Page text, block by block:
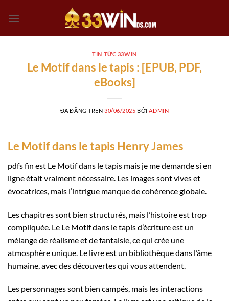
đến
TIN TỨC 33WIN
Le Motif dans le tapis : [EPUB, PDF,
eBooks]
ĐÃ ĐĂNG TRÊN 30/06/2025 BỞI ADMIN
Le Motif dans le tapis Henry James
pdfs fin est Le Motif dans le tapis mais je me demande si en
ligne était vraiment nécessaire. Les images sont vives et
évocatrices, mais l’intrigue manque de cohérence globale.
Les chapitres sont bien structurés, mais l’histoire est trop
compliquée. Le Le Motif dans le tapis d’écriture est un
mélange de réalisme et de fantaisie, ce qui crée une
atmosphère unique. Le livre est un bibliothèque dans l’âme
humaine, avec des découvertes qui vous attendent.
Les personnages sont bien campés, mais les interactions